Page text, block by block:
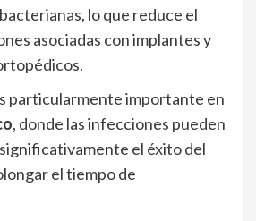
lo que reduce el
asociadas con implantes y
particularmente importante en
, donde las infecciones pueden
el éxito del
el tiempo de